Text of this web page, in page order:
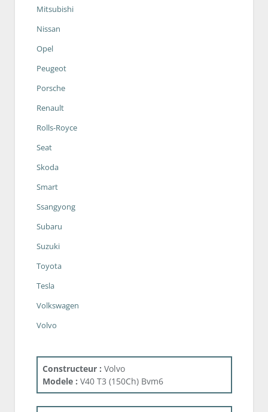
Mitsubishi
Nissan
Opel
Peugeot
Porsche
Renault
Rolls-Royce
Seat
Skoda
Smart
Ssangyong
Subaru
Suzuki
Toyota
Tesla
Volkswagen
Volvo
Constructeur : Volvo
Modele : V40 T3 (150Ch) Bvm6